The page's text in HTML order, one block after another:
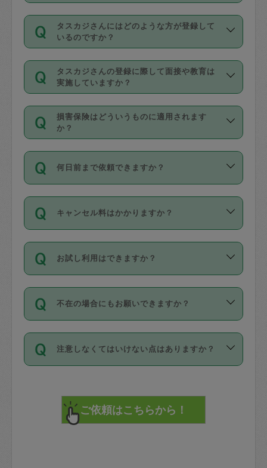
なお、タスカジさんの交通費も、依頼料
金のご請求と合わせてお支払いとなりま
動計算で表示されます。
（例：毎週定期の場合は３回以上のキャ
ンセルが有償（1200円、隔週定期の場合
は２回以上のキャンセルが有償（1200
・ＡＭ ９時～１２時
・ＰＭ １３時～１６時
・夜 １８時～２１時
開始時間を２時間前後変更することが可
能です。依頼送信後、個別にタスカジさ
んにメッセージを送り調整してくださ
い。ただし、２時間を越えての調整はで
時間も被らない場合、損害保険の対象外
掃除、整理収納、洗濯、買い物、料理、
作り置きです。タスカジさんによってで
きる仕事の範囲が異なりますので、依頼
する前にタスカジさんのプロフィールで
確認してください。
基本的に、高所での作業や危険作業、屋
外での作業は対象外です。
タスカジさんにはどのような方が登録して
いるのですか？
主婦として長年の家事経験をお持ちの
方、栄養士・調理師といった資格者で保
育園や学校の給食やレストランで料理関
係の専門職に従事されていた方、日本で
すでにハウスキーパーや英語の先生とし
てお仕事をしているフィリピン出身の
社員など様々なバックグラウンドの方が
登録しています。
日本語も話せる方など様々です。
ールに記載していますので、各自の得意
を依頼してください。
タスカジさんの登録に際して面接や教育は
実施していますか？
応募の際に、各自事務局との面接と説明
を行っています。その後、身分証明書の
写真提出をしていただいています。外国
確認しています。タスカジさんトレーニ
ング動画を使ったセルフトレーニングの
現場トライアルを受け、合格したタスカ
ジさんが活動されています。
※テストセンターの講評は１件目のレビュ
参考
【詳細】タスカジさんの登録に際
損害保険はどういうものに適用されます
か？
依頼者とタスカジさんとの間でタスカジ
を通して成立した作業時間内での作業に
適用されます。作業範囲は、掃除、洗
です。作業中に物を壊したり、人にけが
をさせたりした場合が対象で、補償金額
す。
写真を撮り、
詳細FAQ：
損害賠償保険について教えて
何日前まで依頼できますか？
ご依頼は、現在を起点に3日後（72時間
以降）の日時から受付可能となっていま
す。
タスカジさんへ「募集」をかけることが
可能です。
キャンセル料はかかりますか？
キャンセル料には、以下の2種類がありま
す。
1. 直前キャンセル（定期、スポット契約
共通）
72時間を超える※と、以下のキャンセル
料が発生します。
直前キャンセル料：
72時間前〜24時間前＝依頼料金の50%
お試し利用はできますか？
「お試し利用」というメニューはありま
せんが、「一回のみ」依頼を活用するこ
とによって、気に入ったタスカジさんを
まず、条件の合う気になるタスカジさ
みてください。
その後、一番気に入ったタスカジさんに
不在の場合にもお願いできますか？
不在の場合の作業はタスカジさんの同意
が必要です。数回の依頼ののち、タスカ
ジさんと依頼者の間で十分な信頼関係が
てください。
不在時に部屋に入るためにタスカジさん
注意しなくてはいけない点はありますか？
で、必ず鍵のかかるロッカーや金庫に入
れて依頼者の責任の元管理するよう心掛
けてください。